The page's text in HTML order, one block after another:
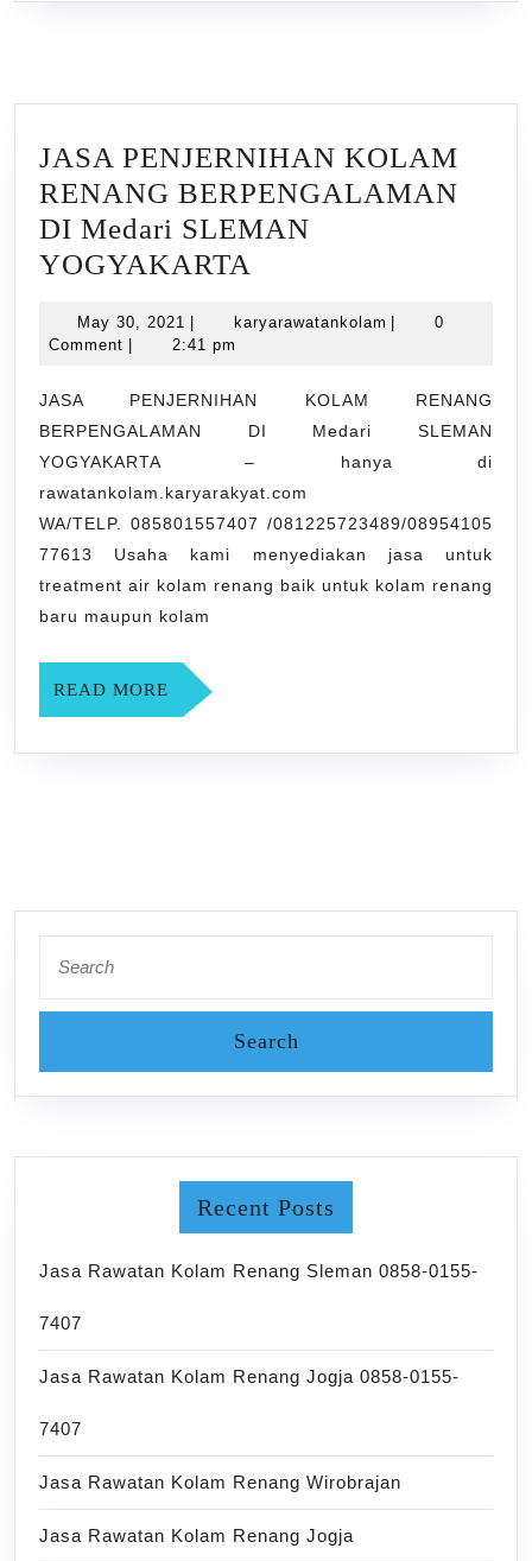
JASA PENJERNIHAN KOLAM
RENANG BERPENGALAMAN
DI Medari SLEMAN
YOGYAKARTA
KOLAM
BERPENGALAMAN
DI
Medari
SLEMAN
YOGYAKARTA
May 30, 2021 May
30,
karyarawatankolam
0
Comment
2:41 pm
JASA PENJERNIHAN KOLAM RENANG
BERPENGALAMAN DI Medari SLEMAN
YOGYAKARTA – hanya di
rawatankolam.karyarakyat.com
WA/TELP. 085801557407 /081225723489/08954105
77613 Usaha kami menyediakan jasa untuk
treatment air kolam renang baik untuk kolam renang
baru maupun kolam
READ MORE READ
MORE
for:
Recent Posts
Jasa Rawatan Kolam Renang Sleman 0858-0155-
7407
Jasa Rawatan Kolam Renang Jogja 0858-0155-
7407
Jasa Rawatan Kolam Renang Wirobrajan
Jasa Rawatan Kolam Renang Jogja